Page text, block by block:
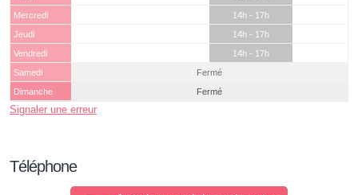
Mercredi
14h - 17h
Jeudi
14h - 17h
Vendredi
14h - 17h
Samedi
Fermé
Dimanche
Fermé
Signaler une erreur
Téléphone